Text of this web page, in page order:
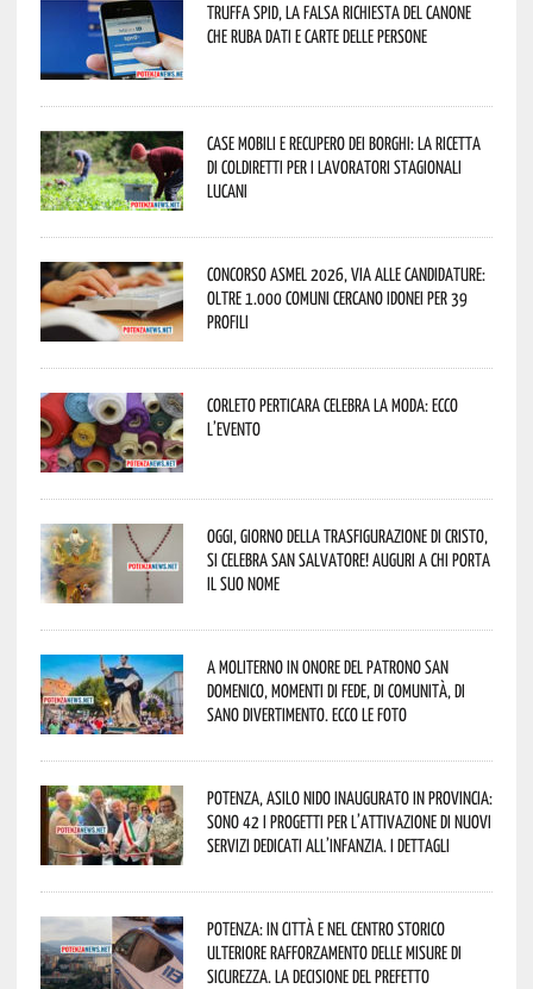
Truffa Spid, la falsa richiesta del canone
che ruba dati e carte delle persone
Case mobili e recupero dei borghi: la ricetta
di Coldiretti per i lavoratori stagionali
lucani
Concorso Asmel 2026, via alle candidature:
oltre 1.000 Comuni cercano idonei per 39
profili
Corleto Perticara celebra la moda: ecco
l’evento
Oggi, giorno della Trasfigurazione di Cristo,
si celebra San Salvatore! Auguri a chi porta
il suo nome
A Moliterno in onore del Patrono San
Domenico, momenti di fede, di comunità, di
sano divertimento. Ecco le foto
Potenza, asilo nido inaugurato in provincia:
sono 42 i progetti per l’attivazione di nuovi
servizi dedicati all’infanzia. I dettagli
Potenza: in città e nel centro storico
ulteriore rafforzamento delle misure di
sicurezza. La decisione del Prefetto